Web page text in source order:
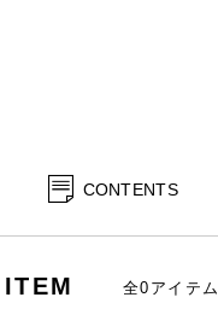
CONTENTS
ITEM 全0アイテム